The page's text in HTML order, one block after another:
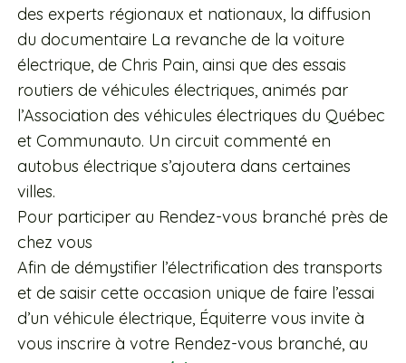
des experts régionaux et nationaux, la diffusion
du documentaire La revanche de la voiture
électrique, de Chris Pain, ainsi que des essais
routiers de véhicules électriques, animés par
l’Association des véhicules électriques du Québec
et Communauto. Un circuit commenté en
autobus électrique s’ajoutera dans certaines
villes.
Pour participer au Rendez-vous branché près de
chez vous
Afin de démystifier l’électrification des transports
et de saisir cette occasion unique de faire l’essai
d’un véhicule électrique, Équiterre vous invite à
vous inscrire à votre Rendez-vous branché, au